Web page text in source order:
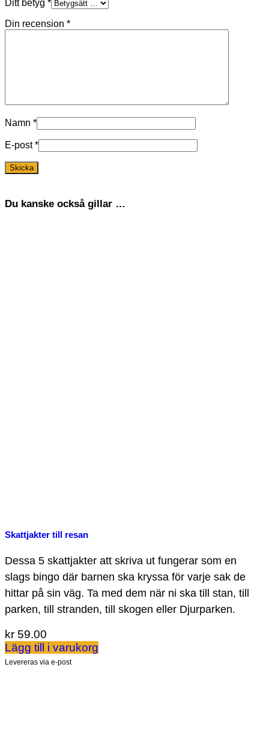
Ditt betyg *
Din recension *
Namn *
E-post*
Du kanske också gillar …
Skattjakter till resan
Dessa 5 skattjakter att skriva ut fungerar som en
slags bingo där barnen ska kryssa för varje sak de
hittar på sin väg. Ta med dem när ni ska till stan, till
parken, till stranden, till skogen eller Djurparken.
kr 59.00
Lägg till i varukorg
Levereras via e-post